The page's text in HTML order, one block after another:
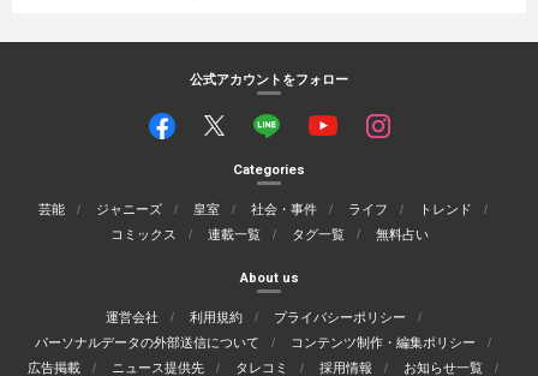
公式アカウントをフォロー
Categories
芸能 ジャニーズ 皇室 社会・事件 ライフ
トレンド
コミックス
連載一覧 タグ一覧 無料占い
About us
運営会社 利用規約
プライバシーポリシー
パーソナルデータの外部送信について
コンテンツ制作・編集ポリシー
広告掲載
ニュース提供先 タレコミ 採用情報
お知らせ一覧